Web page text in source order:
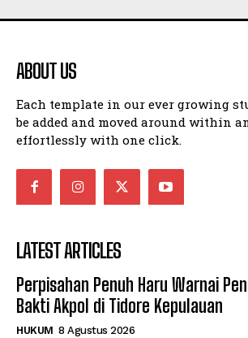
ABOUT US
Each template in our ever growing
be added and moved around within
effortlessly with one click.
LATEST ARTICLES
Perpisahan Penuh Haru Warnai
Bakti Akpol di Tidore Kepulauan
HUKUM 8 Agustus 2026